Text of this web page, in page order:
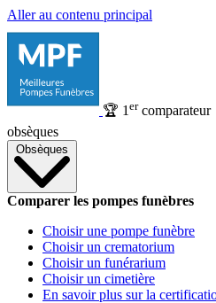
Aller au contenu principal
🏆 1 ercomparateur
obsèques
Obsèques
Comparer les pompes funèbres
Choisir une pompe funèbre
Choisir un crematorium
Choisir un funérarium
Choisir un cimetière
En savoir plus sur la